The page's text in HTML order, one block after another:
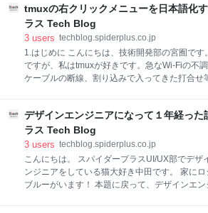
少させるための重要なステップで、下記のよう
が考えられると思います。 根本原因の特定 不具
生原因を明らかにし、同じ問題が再発しないよ
策をおこなうこと
アプリ」としてS+Partner（以下、SPP）のサ
を運用しております。このたびSPPのpush通知
ビスをFirebaseに移行いたしました。その件に
今回お話させていただければと存じます。 モバ
push通知のサービスの移行を検討している方に
もお役に足ればと思います。 背景 SPPは、主に
るためにプッシュ通知機能を提供しています。
でプッシュ通知の実現には、ニフクラ mobile
backend（ncmb
tmuxの右クリックメニューを日本語化
ラス Tech Blog
3 users techblog.spiderplus.co.jp
1.はじめに こんにちは、技術開発部の宮囿です
ですが、私はtmuxが好きです。急なWi-Fiの不
ケーブルの断線、割り込みで入ってきた打合せ
です。 私の業務は割り込みが多いので、私は
便性をとても享受しています。そしてとても便
で布教したいと思っています。 さて、tmuxを布
にあたってハードルになっているのは操作を覚
ストの重さだと思っているのですが、tmuxはこ
ドルに対し、コンソールアプリでありながら右
デザインエンジニアになって１年経った
ラス Tech Blog
3 users techblog.spiderplus.co.jp
こんにちは。 スパイダープラスUI/UX部でデザ
ンジニアをしている猫大好き中田です。 家にロ
ブルーがいます！ 本題に戻って、デザインエン